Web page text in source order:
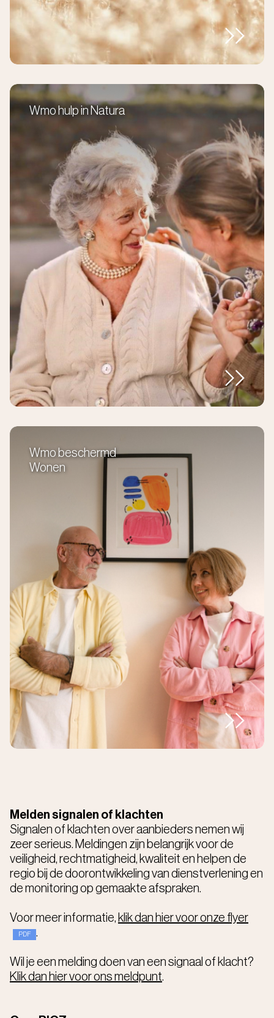
Wmo hulp in Natura
Wmo beschermd
Wonen
Melden signalen of klachten
Signalen of klachten over aanbieders nemen wij
zeer serieus. Meldingen zijn belangrijk voor de
veiligheid, rechtmatigheid, kwaliteit en helpen de
regio bij de doorontwikkeling van dienstverlening en
de monitoring op gemaakte afspraken.
Voor meer informatie, klik dan hier voor onze flyer
.
Wil je een melding doen van een signaal of klacht?
Klik dan hier voor ons meldpunt.